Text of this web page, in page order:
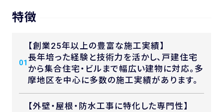
特徴
01
【創業25年以上の豊富な施工実績】
長年培った経験と技術力を活かし、戸建住宅
から集合住宅・ビルまで幅広い建物に対応。多
摩地区を中心に多数の施工実績があります。
【外壁・屋根・防水工事に特化した専門性】